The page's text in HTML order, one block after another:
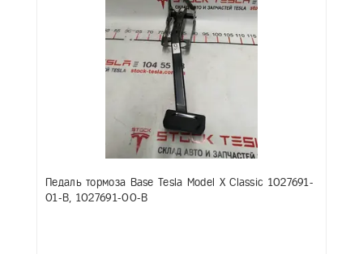
Педаль тормоза Base Tesla Model X Classic 1027691-
01-B, 1027691-00-B